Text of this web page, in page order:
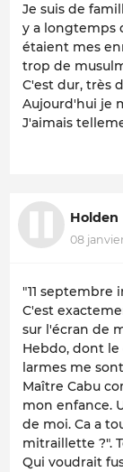
Je suis de
y a longtemps
étaient mes
trop de
C'est dur, très
Aujourd'hui je
J'aimais
Holden
08 janvier
"11 septembre
C'est
sur l'écran de
Hebdo, dont
larmes me
Maître Cabu
mon enfance.
de moi. Ca a
mitraillette ?".
Qui voudrait